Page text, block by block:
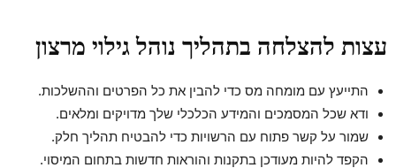
עצות להצלחה בתהליך נוהל גילוי מרצון
התייעץ עם מומחה מס כדי להבין את כל הפרטים וההשלכות.
ודא שכל המסמכים והמידע הכלכלי שלך מדויקים ומלאים.
שמור על קשר פתוח עם הרשויות כדי להבטיח תהליך חלק.
הקפד להיות מעודכן בתקנות והוראות חדשות בתחום המיסוי.